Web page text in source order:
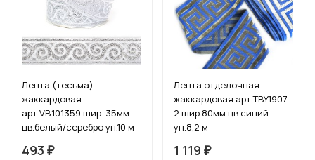
Лента (тесьма)
жаккардовая
арт.VB.101359 шир. 35мм
цв.белый/серебро уп.10 м
493 ₽
Лента отделочная
жаккардовая арт.TBY.1907-
2 шир.80мм цв.синий
уп.8,2 м
1 119 ₽